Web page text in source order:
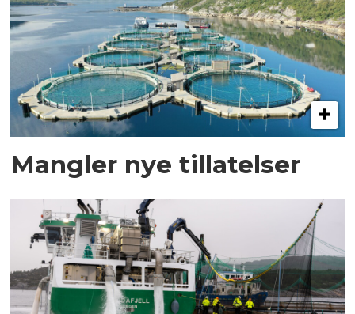
Mangler nye tillatelser